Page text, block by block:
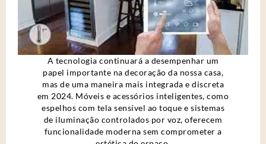
A tecnologia continuará a desempenhar um
papel importante na decoração da nossa casa,
mas de uma maneira mais integrada e discreta
em 2024. Móveis e acessórios inteligentes, como
espelhos com tela sensível ao toque e sistemas
de iluminação controlados por voz, oferecem
funcionalidade moderna sem comprometer a